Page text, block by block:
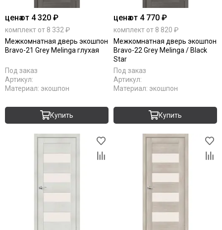
ценаот 4 320 ₽
комплект от 8 332 ₽
Межкомнатная дверь экошпон
Bravo-21 Grey Melinga глухая
Под заказ
Артикул:
Материал: экошпон
Купить
ценаот 4 770 ₽
комплект от 8 820 ₽
Межкомнатная дверь экошпон
Bravo-22 Grey Melinga / Black
Star
Под заказ
Артикул:
Материал: экошпон
Купить